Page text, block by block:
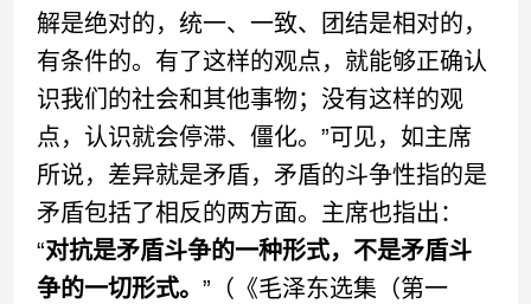
解是绝对的，统一、一致、团结是相对的，
有条件的。有了这样的观点，就能够正确认
识我们的社会和其他事物；没有这样的观
点，认识就会停滞、僵化。”可见，如主席
所说，差异就是矛盾，矛盾的斗争性指的是
矛盾包括了相反的两方面。主席也指出：
“对抗是矛盾斗争的一种形式，不是矛盾斗
争的一切形式。”（《毛泽东选集（第一